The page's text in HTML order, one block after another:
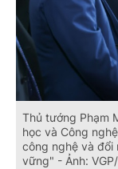
Thủ tướng Phạm
học và Công
công nghệ và đổi
vững" - Ảnh: